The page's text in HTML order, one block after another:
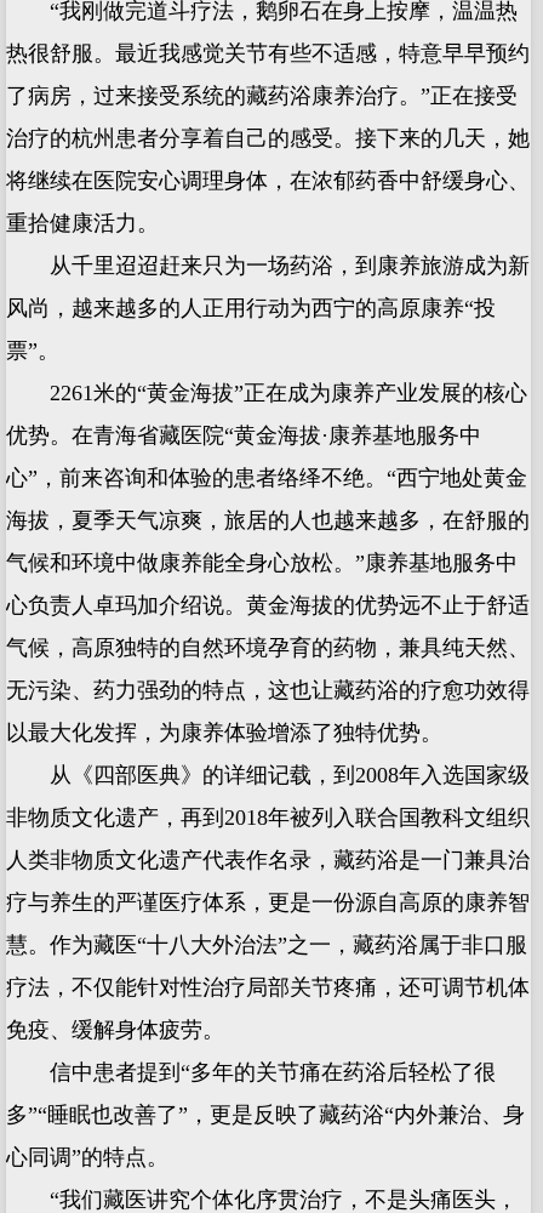
“我刚做完道斗疗法，鹅卵石在身上按摩，温温热
热很舒服。最近我感觉关节有些不适感，特意早早预约
了病房，过来接受系统的藏药浴康养治疗。”正在接受
治疗的杭州患者分享着自己的感受。接下来的几天，她
将继续在医院安心调理身体，在浓郁药香中舒缓身心、
重拾健康活力。
从千里迢迢赶来只为一场药浴，到康养旅游成为新
风尚，越来越多的人正用行动为西宁的高原康养“投
票”。
2261米的“黄金海拔”正在成为康养产业发展的核心
优势。在青海省藏医院“黄金海拔·康养基地服务中
心”，前来咨询和体验的患者络绎不绝。“西宁地处黄金
海拔，夏季天气凉爽，旅居的人也越来越多，在舒服的
气候和环境中做康养能全身心放松。”康养基地服务中
心负责人卓玛加介绍说。黄金海拔的优势远不止于舒适
气候，高原独特的自然环境孕育的药物，兼具纯天然、
无污染、药力强劲的特点，这也让藏药浴的疗愈功效得
以最大化发挥，为康养体验增添了独特优势。
从《四部医典》的详细记载，到2008年入选国家级
非物质文化遗产，再到2018年被列入联合国教科文组织
人类非物质文化遗产代表作名录，藏药浴是一门兼具治
疗与养生的严谨医疗体系，更是一份源自高原的康养智
慧。作为藏医“十八大外治法”之一，藏药浴属于非口服
疗法，不仅能针对性治疗局部关节疼痛，还可调节机体
免疫、缓解身体疲劳。
信中患者提到“多年的关节痛在药浴后轻松了很
多”“睡眠也改善了”，更是反映了藏药浴“内外兼治、身
心同调”的特点。
“我们藏医讲究个体化序贯治疗，不是头痛医头，